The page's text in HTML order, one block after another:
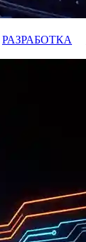
РАЗРАБОТКА